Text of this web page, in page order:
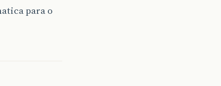
para o